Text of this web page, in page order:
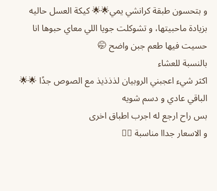
و بتحسون طبقة كرانشي يمي🌟🌟 كيكة العسل حاليه
بزيادة ماحبيتها، و تشوكلت جويا اللي معاي حبوها انا
حسيت فيها طعم جبن واضح 🤭
بالنسبة للعشاء
اكثر شيء اعجبني الروبيان لذذذيذ مع الصوص جدًا 🌟🌟
الباقي عادي و دسم شويه
بس راح ارجع له اجرب اطباق اخرى
و الاسعار جداا مناسبة 👍🏻